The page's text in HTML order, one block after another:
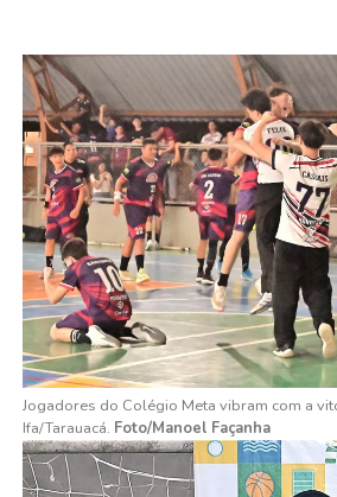
Jogadores do Colégio Meta vibram com a
Ifa/Tarauacá. Foto/Manoel Façanha